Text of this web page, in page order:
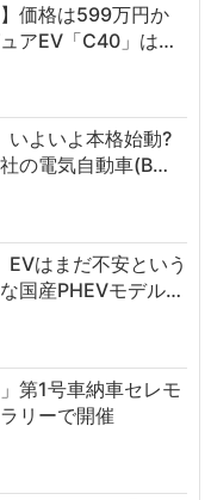
】価格は599万円か
アEV「C40」は…
いよいよ本格始動?
の電気自動車(B…
EVはまだ不安という
国産PHEVモデル…
第1号車納車セレモ
リーで開催